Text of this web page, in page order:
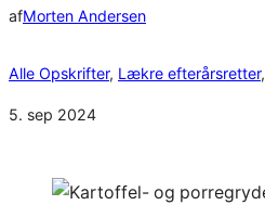
afMorten Andersen
Alle Opskrifter, Lækre efterårsretter,
5. sep 2024